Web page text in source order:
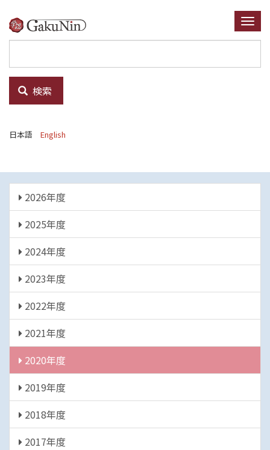
イ
ン
ン
テ
ツ
検索
日本語 English
年
度
2026年度
2025年度
2024年度
2023年度
2022年度
2021年度
2020年度
2019年度
2018年度
2017年度